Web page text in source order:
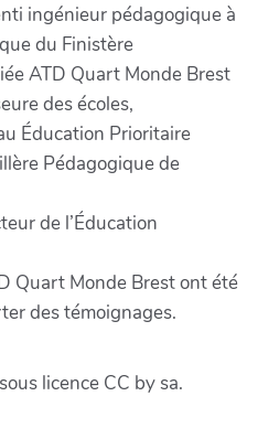
ingénieur pédagogique à
du Finistère
ATD Quart Monde Brest
des écoles,
Éducation Prioritaire
Pédagogique de
de l’Éducation
Quart Monde Brest ont été
des témoignages.
licence CC by sa.